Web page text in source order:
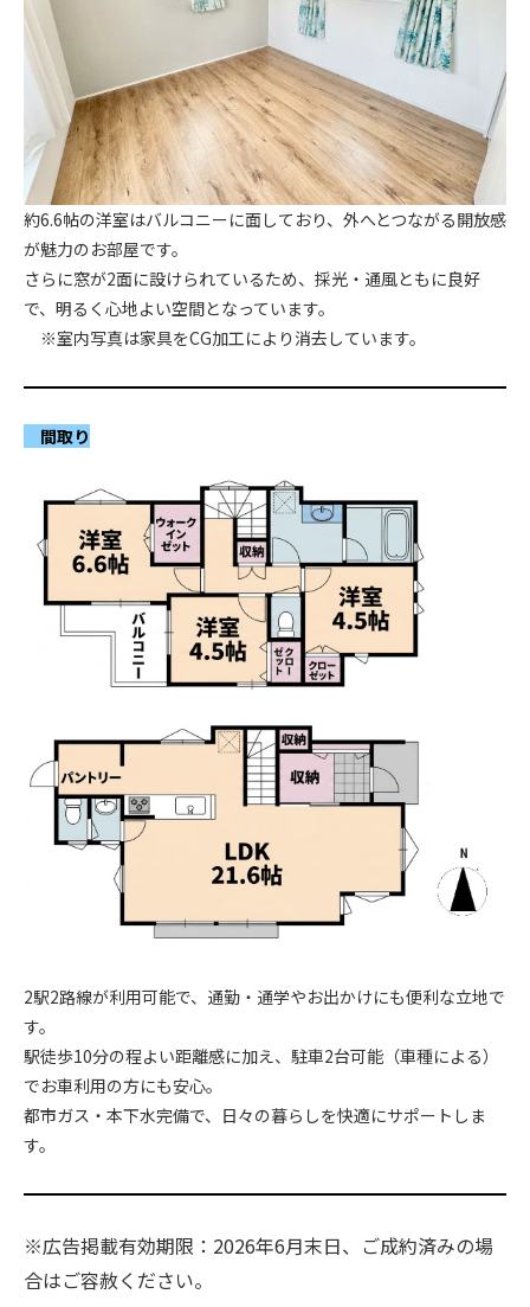
約6.6帖の洋室はバルコニーに面しており、外へとつながる開放感
が魅力のお部屋です。
さらに窓が2面に設けられているため、採光・通風ともに良好
で、明るく心地よい空間となっています。
※室内写真は家具をCG加工により消去しています。
間取り
2駅2路線が利用可能で、通勤・通学やお出かけにも便利な立地で
す。
駅徒歩10分の程よい距離感に加え、駐車2台可能（車種による）
でお車利用の方にも安心。
都市ガス・本下水完備で、日々の暮らしを快適にサポートしま
す。
※広告掲載有効期限：2026年6月末日、ご成約済みの場
合はご容赦ください。